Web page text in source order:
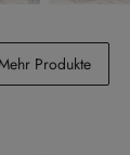
CHF 9.70
Produkte